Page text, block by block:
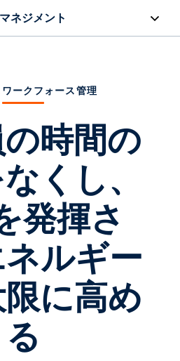
ネジメント
い合わせ
ークフォース管理
時間の
くし、
発揮さ
ルギー
に高め
る